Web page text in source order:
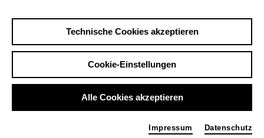
Technische Cookies akzeptieren
Cookie-Einstellungen
Alle Cookies akzeptieren
Impressum Datenschutz